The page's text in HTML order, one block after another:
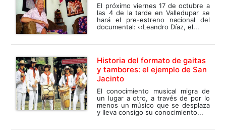
El próximo viernes 17 de octubre a
las 4 de la tarde en Valledupar se
hará el pre-estreno nacional del
documental: ‹‹Leandro Díaz, el...
Historia del formato de gaitas
y tambores: el ejemplo de San
Jacinto
El conocimiento musical migra de
un lugar a otro, a través de por lo
menos un músico que se desplaza
y lleva consigo su conocimiento...